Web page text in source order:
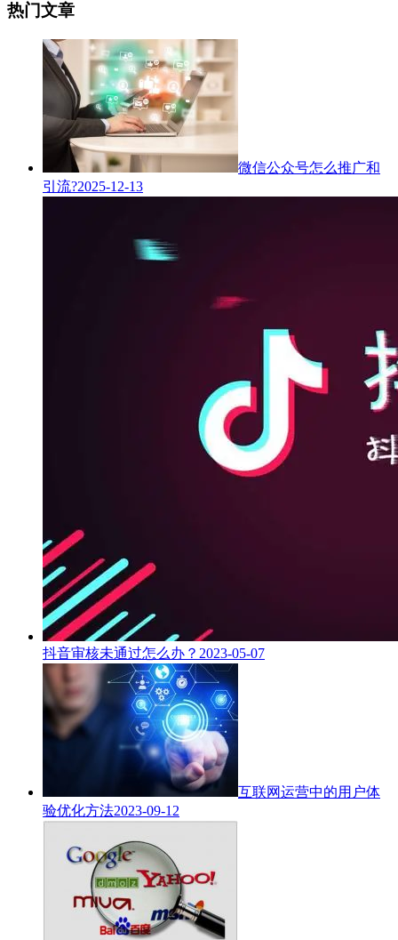
热门文章
微信公众号怎么推广和
引流?2025-12-13
抖音审核未通过怎么办？ 2023-05-07
互联网运营中的用户体
验优化方法2023-09-12